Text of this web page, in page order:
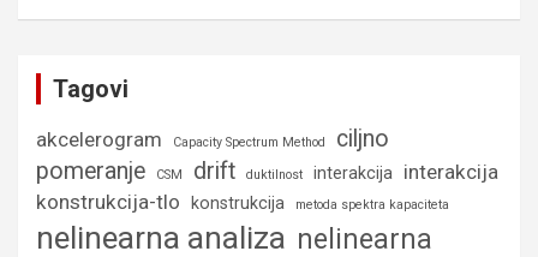
Tagovi
akcelerogram Capacity Spectrum Method
ciljno
pomeranje
CSM drift duktilnost interakcija
interakcija
konstrukcija-tlo
konstrukcija metoda spektra kapaciteta
nelinearna analiza nelinearna